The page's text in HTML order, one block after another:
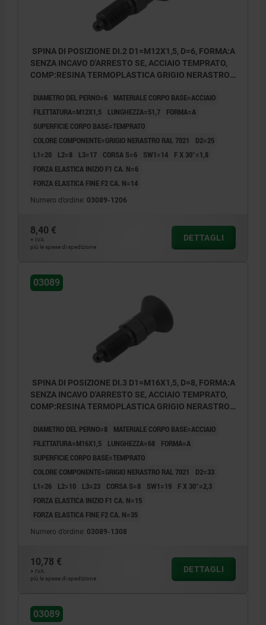
SPINA DI POSIZIONE DI.2 D1=M12X1,5, D=6, FORMA:A
SENZA INCAVO D'ARRESTO SE, ACCIAIO TEMPRATO,
COMP:RESINA TERMOPLASTICA GRIGIO NERASTRO
DIAMETRO DEL PERNO=6
MATERIALE CORPO BASE=ACCIAIO
FILETTATURA=M12X1,5
LUNGHEZZA=51,7
FORMA=A
SUPERFICIE CORPO BASE=TEMPRATO
COLORE COMPONENTE=GRIGIO NERASTRO RAL 7021
D2=25
L1=20
L2=8 L3=17 CORSA S=6 SW1=14
F X 30°=1,8
FORZA ELASTICA INIZIO F1 CA. N=6
FORZA ELASTICA FINE F2 CA. N=14
Numero d’ordine: 03089-1206
8,40 €
+ IVA
più le spese di spedizione
DETTAGLI
03089
SPINA DI POSIZIONE DI.3 D1=M16X1,5, D=8, FORMA:A
SENZA INCAVO D'ARRESTO SE, ACCIAIO TEMPRATO,
COMP:RESINA TERMOPLASTICA GRIGIO NERASTRO
DIAMETRO DEL PERNO=8
MATERIALE CORPO BASE=ACCIAIO
FILETTATURA=M16X1,5
LUNGHEZZA=68
FORMA=A
SUPERFICIE CORPO BASE=TEMPRATO
COLORE COMPONENTE=GRIGIO NERASTRO RAL 7021
D2=33
L1=26
L2=10 L3=23 CORSA S=8 SW1=19
F X 30°=2,3
FORZA ELASTICA INIZIO F1 CA. N=15
FORZA ELASTICA FINE F2 CA. N=35
Numero d’ordine: 03089-1308
10,78 €
+ IVA
più le spese di spedizione
DETTAGLI
03089